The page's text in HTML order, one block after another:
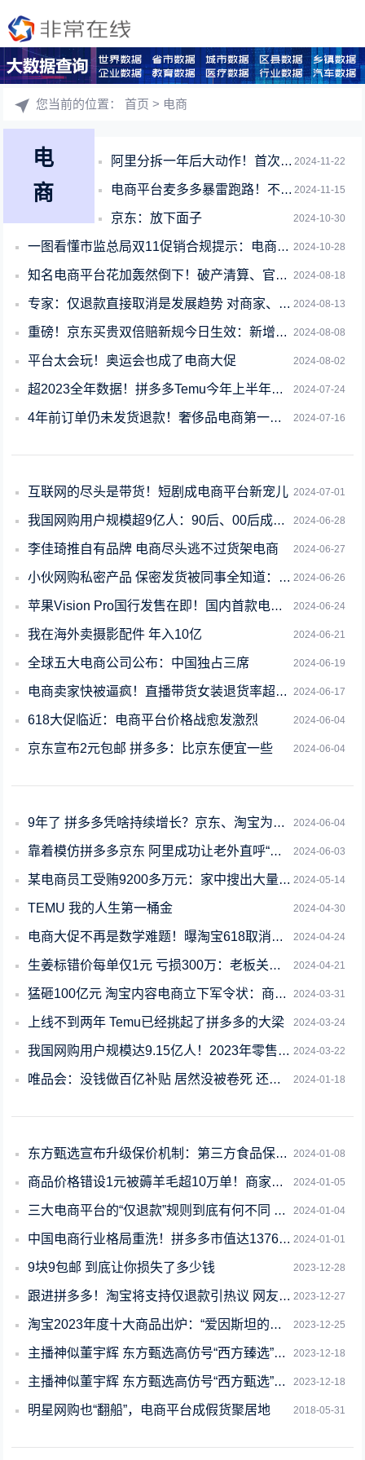
您当前的位置：首页 > 电商
电
商
2024-11-22
阿里分拆一年后大动作！首次整合国内、国际电商：蒋凡回归出任CEO
2024-11-15
电商平台麦多多暴雷跑路！不发货不退款：有人被骗几十万损失惨重
2024-10-30
京东：放下面子
2024-10-28
一图看懂市监总局双11促销合规提示：电商严禁二选一！
2024-08-18
知名电商平台花加轰然倒下！破产清算、官司缠身
2024-08-13
专家：仅退款直接取消是发展趋势 对商家、用户都是好事
2024-08-08
重磅！京东买贵双倍赔新规今日生效：新增抖音 扩大淘宝比价范围
2024-08-02
平台太会玩！奥运会也成了电商大促
2024-07-24
超2023全年数据！拼多多Temu今年上半年GMV达200亿美元
2024-07-16
4年前订单仍未发货退款！奢侈品电商第一股寺库被强制退市
2024-07-01
互联网的尽头是带货！短剧成电商平台新宠儿
2024-06-28
我国网购用户规模超9亿人：90后、00后成消费主力军
2024-06-27
李佳琦推自有品牌 电商尽头逃不过货架电商
2024-06-26
小伙网购私密产品 保密发货被同事全知道：你有被快递单泄密情况吗
2024-06-24
苹果Vision Pro国行发售在即！国内首款电商购物应用淘宝app重大更新
2024-06-21
我在海外卖摄影配件 年入10亿
2024-06-19
全球五大电商公司公布：中国独占三席
2024-06-17
电商卖家快被逼疯！直播带货女装退货率超90%是常态
2024-06-04
618大促临近：电商平台价格战愈发激烈
2024-06-04
京东宣布2元包邮 拼多多：比京东便宜一些
2024-06-04
9年了 拼多多凭啥持续增长？京东、淘宝为啥不行？
2024-06-03
靠着模仿拼多多京东 阿里成功让老外直呼“你好香”
2024-05-14
某电商员工受贿9200多万元：家中搜出大量金条
2024-04-30
TEMU 我的人生第一桶金
2024-04-24
电商大促不再是数学难题！曝淘宝618取消预售：现货直接开卖
2024-04-21
生姜标错价每单仅1元 亏损300万：老板关店求退款
2024-03-31
猛砸100亿元 淘宝内容电商立下军令状：商品交易额增长80%！
2024-03-24
上线不到两年 Temu已经挑起了拼多多的大梁
2024-03-22
我国网购用户规模达9.15亿人！2023年零售额达15.4万亿元 你贡献了多少
2024-01-18
唯品会：没钱做百亿补贴 居然没被卷死 还挺滋润
2024-01-08
东方甄选宣布升级保价机制：第三方食品保价7天、非食品保价15天
2024-01-05
商品价格错设1元被薅羊毛超10万单！商家磕头求退款：损失100多万
2024-01-04
三大电商平台的“仅退款”规则到底有何不同 一文了解详情
2024-01-01
中国电商行业格局重洗！拼多多市值达13768亿元：京东的4倍 与阿里仅差190亿
2023-12-28
9块9包邮 到底让你损失了多少钱
2023-12-27
跟进拼多多！淘宝将支持仅退款引热议 网友：保障消费者权益
2023-12-25
淘宝2023年度十大商品出炉：“爱因斯坦的脑子”、核能充电宝入选
2023-12-18
主播神似董宇辉 东方甄选高仿号“西方臻选”被封：遭举报下线
2023-12-18
主播神似董宇辉 东方甄选高仿号“西方甄选”被封：遭举报下线
2018-05-31
明星网购也“翻船”，电商平台成假货聚居地